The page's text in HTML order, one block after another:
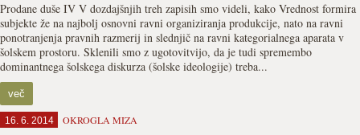
Prodane duše IV V dozdajšnjih treh zapisih smo videli, kako Vrednost formira
subjekte že na najbolj osnovni ravni organiziranja produkcije, nato na ravni
ponotranjenja pravnih razmerij in slednjič na ravni kategorialnega aparata v
šolskem prostoru. Sklenili smo z ugotovitvijo, da je tudi spremembo
dominantnega šolskega diskurza (šolske ideologije) treba...
več
16. 6. 2014 OKROGLA MIZA